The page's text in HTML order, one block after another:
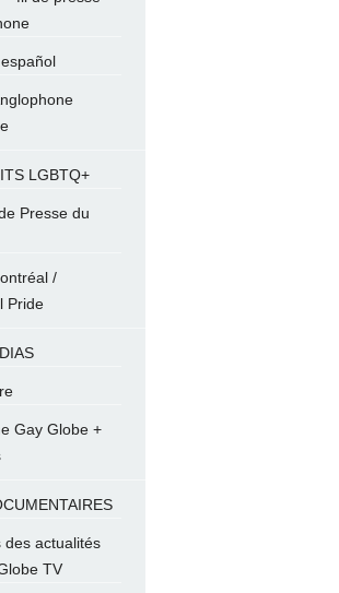
LGBTQ+
Presse du
/
Pride
Gay Globe +
des actualités
TV